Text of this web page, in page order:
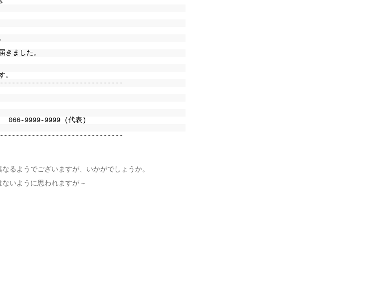
きました。
。
066-9999-9999 (代表)
るようでございますが、いかがでしょうか。
いように思われますが～